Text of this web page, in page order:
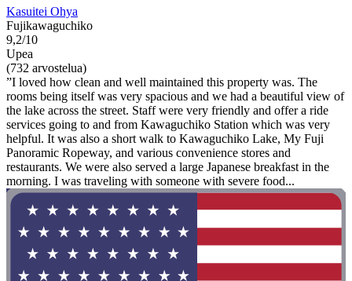
Kasuitei Ohya
Fujikawaguchiko
9,2/10
Upea
(732 arvostelua)
”I loved how clean and well maintained this property was. The
rooms being itself was very spacious and we had a beautiful view of
the lake across the street. Staff were very friendly and offer a ride
services going to and from Kawaguchiko Station which was very
helpful. It was also a short walk to Kawaguchiko Lake, My Fuji
Panoramic Ropeway, and various convenience stores and
restaurants. We were also served a large Japanese breakfast in the
morning. I was traveling with someone with severe food...